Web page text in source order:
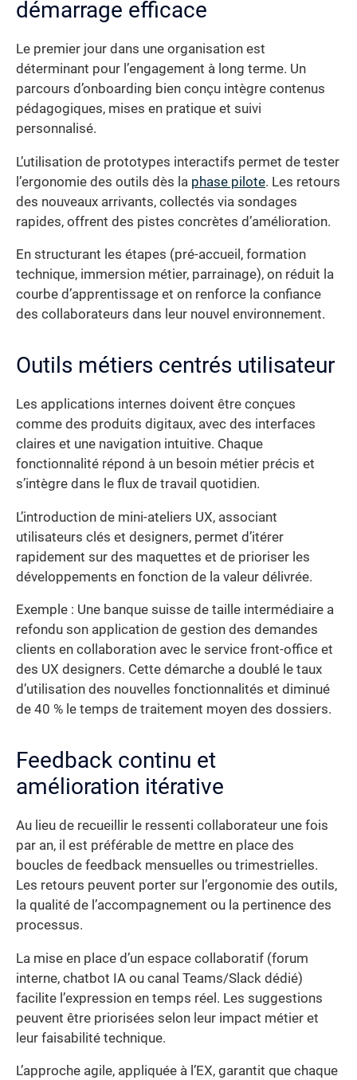
démarrage efficace
Le premier jour dans une organisation est
déterminant pour l’engagement à long terme. Un
parcours d’onboarding bien conçu intègre contenus
pédagogiques, mises en pratique et suivi
personnalisé.
L’utilisation de prototypes interactifs permet de tester
l’ergonomie des outils dès la phase pilote. Les retours
des nouveaux arrivants, collectés via sondages
rapides, offrent des pistes concrètes d’amélioration.
En structurant les étapes (pré-accueil, formation
technique, immersion métier, parrainage), on réduit la
courbe d’apprentissage et on renforce la confiance
des collaborateurs dans leur nouvel environnement.
Outils métiers centrés utilisateur
Les applications internes doivent être conçues
comme des produits digitaux, avec des interfaces
claires et une navigation intuitive. Chaque
fonctionnalité répond à un besoin métier précis et
s’intègre dans le flux de travail quotidien.
L’introduction de mini-ateliers UX, associant
utilisateurs clés et designers, permet d’itérer
rapidement sur des maquettes et de prioriser les
développements en fonction de la valeur délivrée.
Exemple : Une banque suisse de taille intermédiaire a
refondu son application de gestion des demandes
clients en collaboration avec le service front-office et
des UX designers. Cette démarche a doublé le taux
d’utilisation des nouvelles fonctionnalités et diminué
de 40 % le temps de traitement moyen des dossiers.
Feedback continu et
amélioration itérative
Au lieu de recueillir le ressenti collaborateur une fois
par an, il est préférable de mettre en place des
boucles de feedback mensuelles ou trimestrielles.
Les retours peuvent porter sur l’ergonomie des outils,
la qualité de l’accompagnement ou la pertinence des
processus.
La mise en place d’un espace collaboratif (forum
interne, chatbot IA ou canal Teams/Slack dédié)
facilite l’expression en temps réel. Les suggestions
peuvent être priorisées selon leur impact métier et
leur faisabilité technique.
L’approche agile, appliquée à l’EX, garantit que chaque